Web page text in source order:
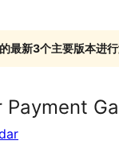
最新3个主要版本进
Payment